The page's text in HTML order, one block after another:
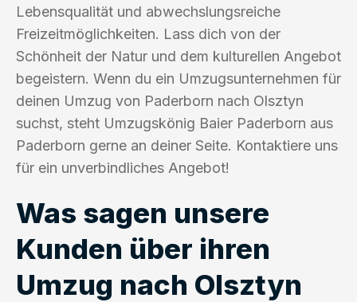
Lebensqualität und abwechslungsreiche
Freizeitmöglichkeiten. Lass dich von der
Schönheit der Natur und dem kulturellen Angebot
begeistern. Wenn du ein Umzugsunternehmen für
deinen Umzug von Paderborn nach Olsztyn
suchst, steht Umzugskönig Baier Paderborn aus
Paderborn gerne an deiner Seite. Kontaktiere uns
für ein unverbindliches Angebot!
Was sagen unsere
Kunden über ihren
Umzug nach Olsztyn